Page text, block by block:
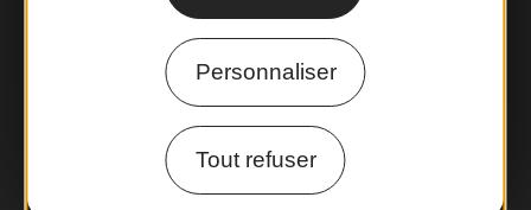
Personnaliser
Tout refuser